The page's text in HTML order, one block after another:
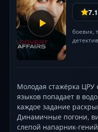
7.1
боевик,
детектив
Молодая стажёрка
языков попадает в
каждое задание
Динамичные погони,
слепой напарник-